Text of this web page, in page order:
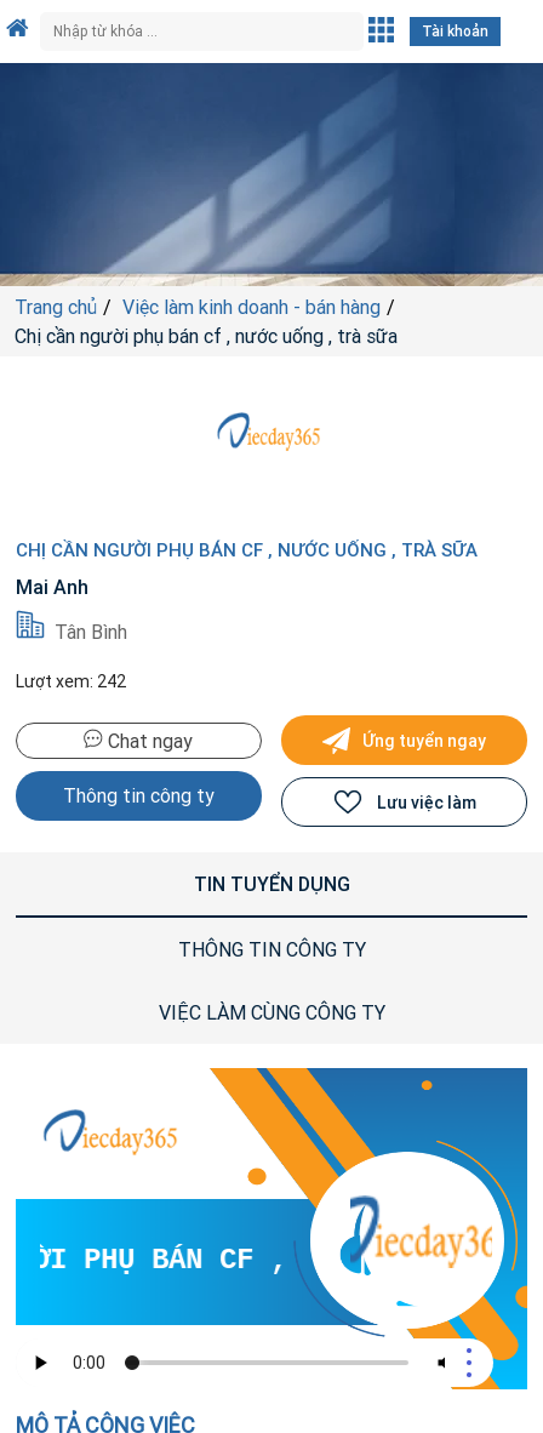
Tài khoản
Trang chủ
Việc làm kinh doanh - bán hàng
Chị cần người phụ bán cf , nước uống , trà sữa
CHỊ CẦN NGƯỜI PHỤ BÁN CF , NƯỚC UỐNG , TRÀ SỮA
Mai Anh
Tân Bình
Lượt xem: 242
Chat ngay
Thông tin công ty
Ứng tuyển ngay
Lưu việc làm
TIN TUYỂN DỤNG
THÔNG TIN CÔNG TY
VIỆC LÀM CÙNG CÔNG TY
PHỤ BÁN CF , NƯỚC UỐNG ,
MÔ TẢ CÔNG VIỆC